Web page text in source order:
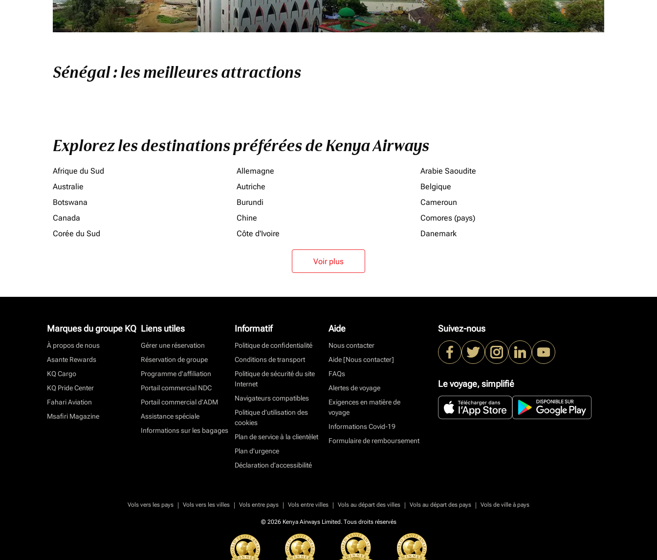
Sénégal : les meilleures attractions
Explorez les destinations préférées de Kenya Airways
Afrique du Sud Allemagne
Arabie Saoudite
Australie
Autriche
Belgique
Botswana
Burundi
Cameroun
Canada
Chine
Comores (pays)
Corée du Sud
Côte d'Ivoire Danemark
Voir plus
Marques du groupe KQ
À propos de nous
Asante Rewards
KQ Cargo
KQ Pride Center
Fahari Aviation
Msafiri Magazine
Liens utiles
Gérer une réservation
Réservation de groupe
Programme d'affiliation
Portail commercial NDC
Portail commercial d’ADM
Assistance spéciale
Informations sur les bagages
Informatif
Politique de confidentialité
Conditions de transport
Politique de sécurité du site
Internet
Navigateurs compatibles
Politique d’utilisation des
cookies
Plan de service à la clientèlet
Plan d'urgence
Déclaration d’accessibilité
Aide
Nous contacter
Aide [Nous contacter]
FAQs
Alertes de voyage
Exigences en matière de
voyage
Informations Covid-19
Formulaire de remboursement
Suivez-nous
Le voyage, simplifié
Vols vers les pays | Vols vers les villes | Vols entre pays | Vols entre villes | Vols au départ des villes | Vols au départ des pays | Vols de ville à pays
© 2026 Kenya Airways Limited. Tous droits réservés